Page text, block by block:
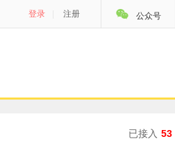
登录 注册  公众号
已接入 53